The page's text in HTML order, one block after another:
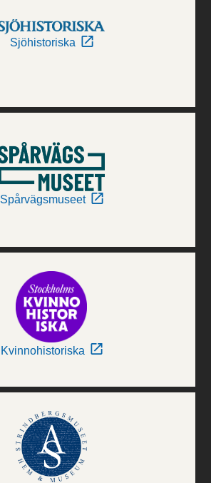
Sjöhistoriska
Spårvägsmuseet
Kvinnohistoriska